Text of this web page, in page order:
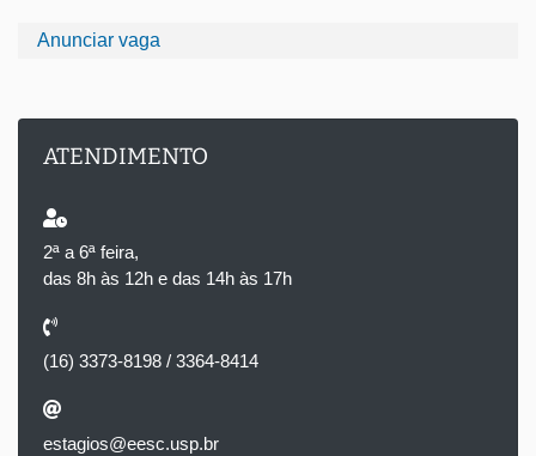
Anunciar vaga
ATENDIMENTO
2ª a 6ª feira,
das 8h às 12h e das 14h às 17h
(16) 3373-8198 / 3364-8414
estagios@eesc.usp.br